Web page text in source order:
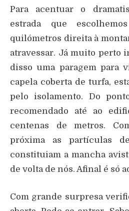
Para acentuar o
estrada que
quilómetros direita à
atravessar. Já muito perto
disso uma paragem para
capela coberta de turfa,
pelo isolamento. Do
recomendado até ao
centenas de metros.
próxima as partículas
constituiam a mancha
de volta de nós. Afinal é só
Com grande surpresa